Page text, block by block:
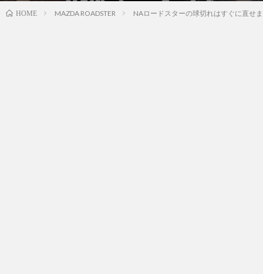
HOME MAZDA ROADSTER NAロードスターの球切れはすぐに直せ